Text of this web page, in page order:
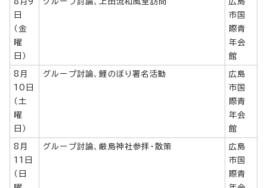
日
（金
曜
日）
市国
際青
年会
館
8月
10日
（土
曜
日）
グループ討論、鯉のぼり署名活動
広島
市国
際青
年会
館
8月
11日
（日
グループ討論、厳島神社参拝・散策
広島
市国
際青